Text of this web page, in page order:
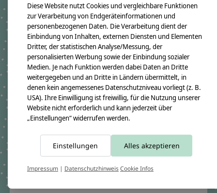
crepes suzette Schultüte
aus Stoff, Einhorn und
Sterne
€69,90 - €92,80
*Inkl. MwSt. zzgl.
Versandkosten
Schultüte aus Stoff,
Motiv Pferd in Blau
€69,90 - €92,80
*Inkl. MwSt. zzgl.
Versandkosten
Diese Website nutzt Cookies und vergleichbare Funktionen
zur Verarbeitung von Endgeräteinformationen und
personenbezogenen Daten. Die Verarbeitung dient der
Einbindung von Inhalten, externen Diensten und Elementen
Dritter, der statistischen Analyse/Messung, der
personalisierten Werbung sowie der Einbindung sozialer
Medien. Je nach Funktion werden dabei Daten an Dritte
weitergegeben und an Dritte in Ländern übermittelt, in
denen kein angemessenes Datenschutzniveau vorliegt (z. B.
USA). Ihre Einwilligung ist freiwillig, für die Nutzung unserer
Website nicht erforderlich und kann jederzeit über
„Einstellungen“ widerrufen werden.
Einstellungen Alles akzeptieren
Impressum | DatenschutzhinweisCookie Infos